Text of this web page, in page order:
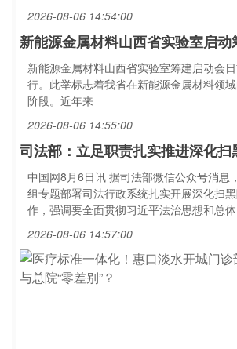
2026-08-06 14:54:00
新能源金属材料山西省实验室启动
新能源金属材料山西省实验室筹建启动会
行。此举标志着我省在新能源金属材料领
阶段。近年来
2026-08-06 14:55:00
司法部：立足职责扎实推进深化
中国网8月6日讯 据司法部微信公众号消息
组专题部署司法行政系统扎实开展深化扫
作，强调要全面贯彻习近平法治思想和总
2026-08-06 14:57:00